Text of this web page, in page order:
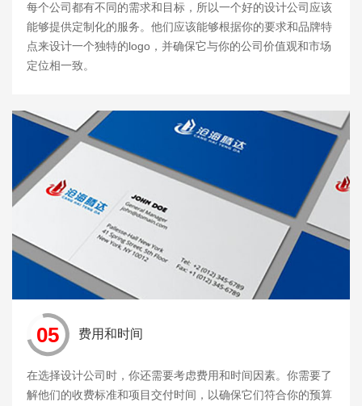
每个公司都有不同的需求和目标，所以一个好的设计公司应该
能够提供定制化的服务。他们应该能够根据你的要求和品牌特
点来设计一个独特的logo，并确保它与你的公司价值观和市场
定位相一致。
05 费用和时间
在选择设计公司时，你还需要考虑费用和时间因素。你需要了
解他们的收费标准和项目交付时间，以确保它们符合你的预算